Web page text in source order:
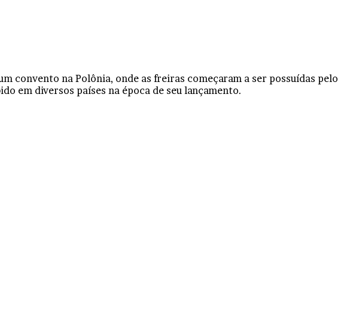
convento na Polônia, onde as freiras começaram a ser possuídas pelo
em diversos países na época de seu lançamento.